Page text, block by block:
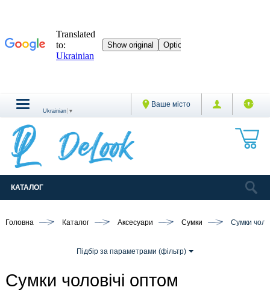
Ваше місто
Ukrainian ▼
КАТАЛОГ
Головна Каталог Аксесуари Сумки Сумки
Підбір за параметрами (фільтр)
Сумки чоловічі оптом